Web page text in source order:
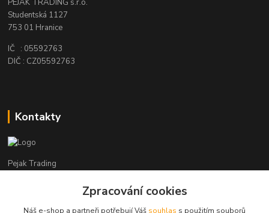
PEJAK TRADING s.r.o.
Studentská 1127
753 01 Hranice
IČ : 05592763
DIČ : CZ05592763
Kontakty
Pejak Trading
+ 420 724 280 132
(Po-Pá, 8-16 hod.)
Zpracování cookies
Náš e-shop a partneři potřebují Váš souhlas s použitím souborů